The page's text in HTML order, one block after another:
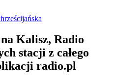
Kalisz, Radio
stacji z całego
radio.pl